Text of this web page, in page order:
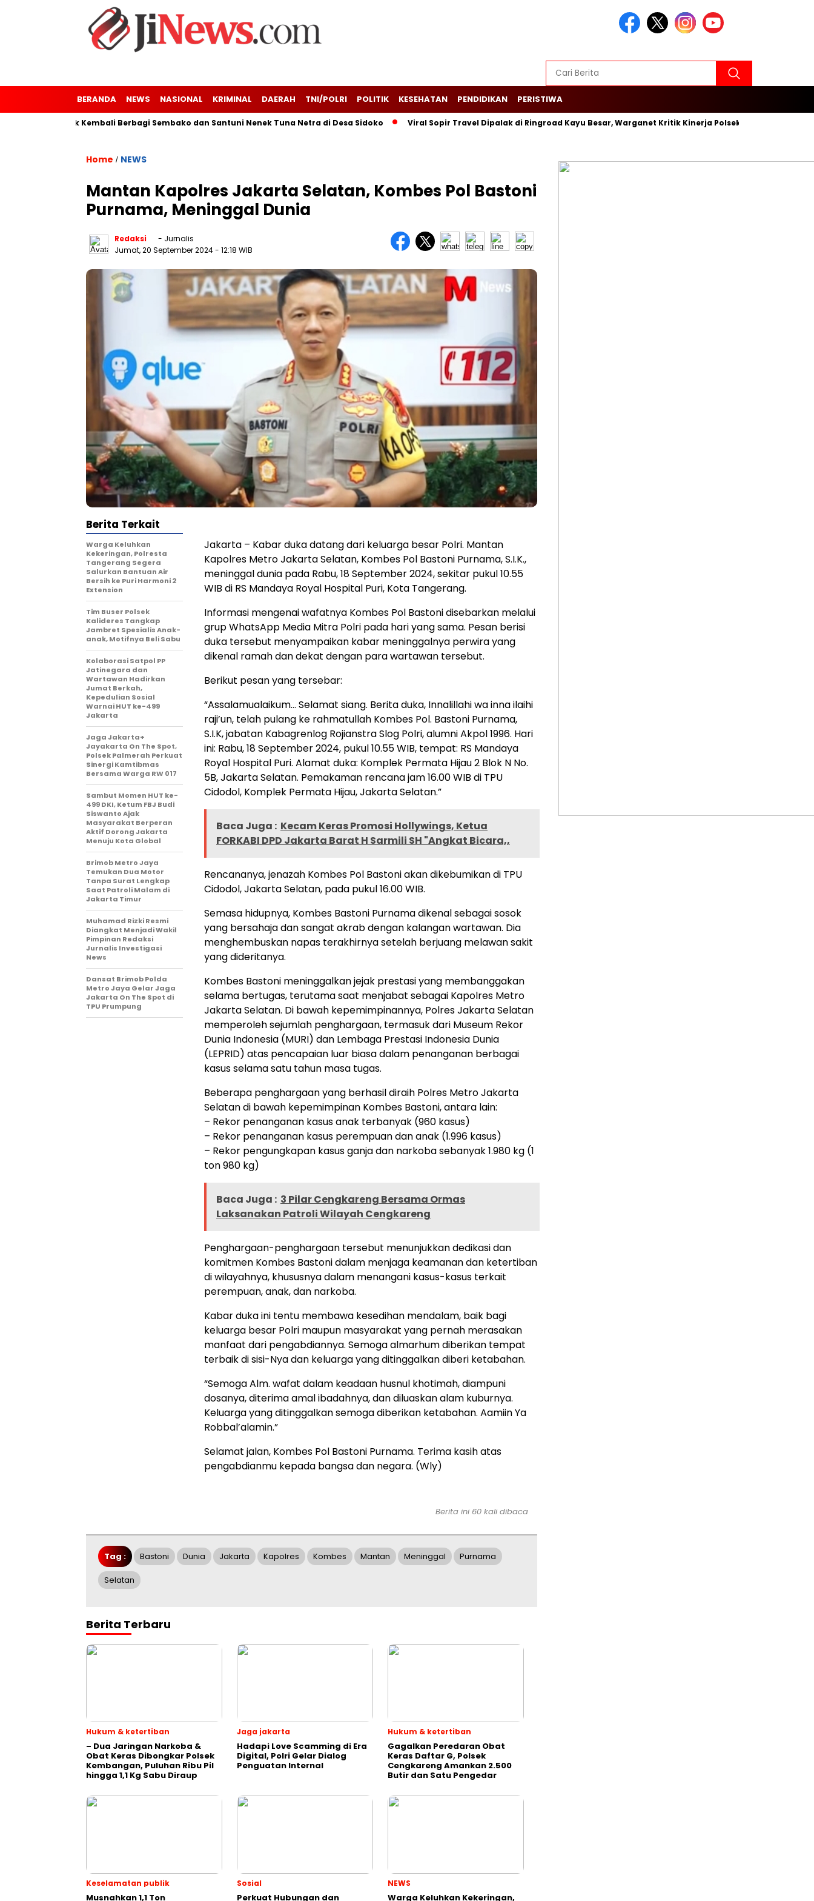
BERANDA NEWS NASIONAL KRIMINAL DAERAH TNI/POLRI POLITIK KESEHATAN PENDIDIKAN PERISTIWA
Kresek Kembali Berbagi Sembako dan Santuni Nenek Tuna Netra di Desa Sidoko Viral Sopir Travel Dipalak di Ringroad Kayu Besar, Warganet Kritik Kinerja Polsek Cengkareng
Home / NEWS
Mantan Kapolres Jakarta Selatan, Kombes Pol Bastoni
Purnama, Meninggal Dunia
Redaksi
- Jurnalis
Jumat, 20 September 2024- 12:18 WIB
Jakarta – Kabar duka datang dari keluarga besar Polri. Mantan
Kapolres Metro Jakarta Selatan, Kombes Pol Bastoni Purnama, S.I.K.,
meninggal dunia pada Rabu, 18 September 2024, sekitar pukul 10.55
WIB di RS Mandaya Royal Hospital Puri, Kota Tangerang.
Informasi mengenai wafatnya Kombes Pol Bastoni disebarkan melalui
grup WhatsApp Media Mitra Polri pada hari yang sama. Pesan berisi
duka tersebut menyampaikan kabar meninggalnya perwira yang
dikenal ramah dan dekat dengan para wartawan tersebut.
Berikut pesan yang tersebar:
“Assalamualaikum… Selamat siang. Berita duka, Innalillahi wa inna ilaihi
raji’un, telah pulang ke rahmatullah Kombes Pol. Bastoni Purnama,
S.I.K, jabatan Kabagrenlog Rojianstra Slog Polri, alumni Akpol 1996. Hari
ini: Rabu, 18 September 2024, pukul 10.55 WIB, tempat: RS Mandaya
Royal Hospital Puri. Alamat duka: Komplek Permata Hijau 2 Blok N No.
5B, Jakarta Selatan. Pemakaman rencana jam 16.00 WIB di TPU
Cidodol, Komplek Permata Hijau, Jakarta Selatan.”
Baca Juga : Kecam Keras Promosi Hollywings, Ketua
FORKABI DPD Jakarta Barat H Sarmili SH "Angkat Bicara,,
Rencananya, jenazah Kombes Pol Bastoni akan dikebumikan di TPU
Cidodol, Jakarta Selatan, pada pukul 16.00 WIB.
Semasa hidupnya, Kombes Bastoni Purnama dikenal sebagai sosok
yang bersahaja dan sangat akrab dengan kalangan wartawan. Dia
menghembuskan napas terakhirnya setelah berjuang melawan sakit
yang dideritanya.
Kombes Bastoni meninggalkan jejak prestasi yang membanggakan
selama bertugas, terutama saat menjabat sebagai Kapolres Metro
Jakarta Selatan. Di bawah kepemimpinannya, Polres Jakarta Selatan
memperoleh sejumlah penghargaan, termasuk dari Museum Rekor
Dunia Indonesia (MURI) dan Lembaga Prestasi Indonesia Dunia
(LEPRID) atas pencapaian luar biasa dalam penanganan berbagai
kasus selama satu tahun masa tugas.
Beberapa penghargaan yang berhasil diraih Polres Metro Jakarta
Selatan di bawah kepemimpinan Kombes Bastoni, antara lain:
– Rekor penanganan kasus anak terbanyak (960 kasus)
– Rekor penanganan kasus perempuan dan anak (1.996 kasus)
– Rekor pengungkapan kasus ganja dan narkoba sebanyak 1.980 kg (1
ton 980 kg)
Baca Juga : 3 Pilar Cengkareng Bersama Ormas
Laksanakan Patroli Wilayah Cengkareng
Penghargaan-penghargaan tersebut menunjukkan dedikasi dan
komitmen Kombes Bastoni dalam menjaga keamanan dan ketertiban
di wilayahnya, khususnya dalam menangani kasus-kasus terkait
perempuan, anak, dan narkoba.
Kabar duka ini tentu membawa kesedihan mendalam, baik bagi
keluarga besar Polri maupun masyarakat yang pernah merasakan
manfaat dari pengabdiannya. Semoga almarhum diberikan tempat
terbaik di sisi-Nya dan keluarga yang ditinggalkan diberi ketabahan.
“Semoga Alm. wafat dalam keadaan husnul khotimah, diampuni
dosanya, diterima amal ibadahnya, dan diluaskan alam kuburnya.
Keluarga yang ditinggalkan semoga diberikan ketabahan. Aamiin Ya
Robbal’alamin.”
Selamat jalan, Kombes Pol Bastoni Purnama. Terima kasih atas
pengabdianmu kepada bangsa dan negara. (Wly)
Berita Terkait
Warga Keluhkan
Kekeringan, Polresta
Tangerang Segera
Salurkan Bantuan Air
Bersih ke Puri Harmoni 2
Extension
Tim Buser Polsek
Kalideres Tangkap
Jambret Spesialis Anak-
anak, Motifnya Beli Sabu
Kolaborasi Satpol PP
Jatinegara dan
Wartawan Hadirkan
Jumat Berkah,
Kepedulian Sosial
Warnai HUT ke-499
Jakarta
Jaga Jakarta+
Jayakarta On The Spot,
Polsek Palmerah Perkuat
Sinergi Kamtibmas
Bersama Warga RW 017
Sambut Momen HUT ke-
499 DKI, Ketum FBJ Budi
Siswanto Ajak
Masyarakat Berperan
Aktif Dorong Jakarta
Menuju Kota Global
Brimob Metro Jaya
Temukan Dua Motor
Tanpa Surat Lengkap
Saat Patroli Malam di
Jakarta Timur
Muhamad Rizki Resmi
Diangkat Menjadi Wakil
Pimpinan Redaksi
Jurnalis Investigasi
News
Dansat Brimob Polda
Metro Jaya Gelar Jaga
Jakarta On The Spot di
TPU Prumpung
Berita ini 60 kali dibaca
Tag : Bastoni Dunia Jakarta Kapolres Kombes Mantan Meninggal Purnama
Selatan
Berita Terbaru
Hukum & ketertiban
– Dua Jaringan Narkoba &
Obat Keras Dibongkar Polsek
Kembangan, Puluhan Ribu Pil
hingga 1,1 Kg Sabu Diraup
Jaga jakarta
Hadapi Love Scamming di Era
Digital, Polri Gelar Dialog
Penguatan Internal
Hukum & ketertiban
Gagalkan Peredaran Obat
Keras Daftar G, Polsek
Cengkareng Amankan 2.500
Butir dan Satu Pengedar
Keselamatan publik
Musnahkan 1,1 Ton
Sosial
Perkuat Hubungan dan
NEWS
Warga Keluhkan Kekeringan,